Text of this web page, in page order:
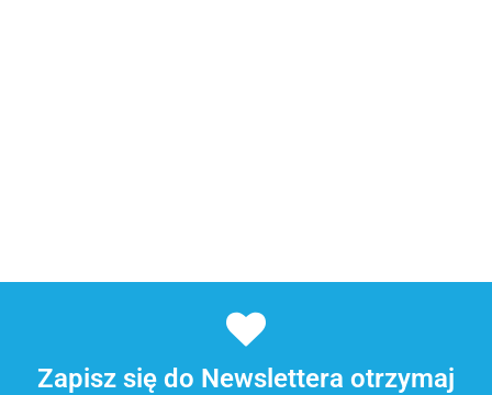
Zapisz się do Newslettera otrzymaj